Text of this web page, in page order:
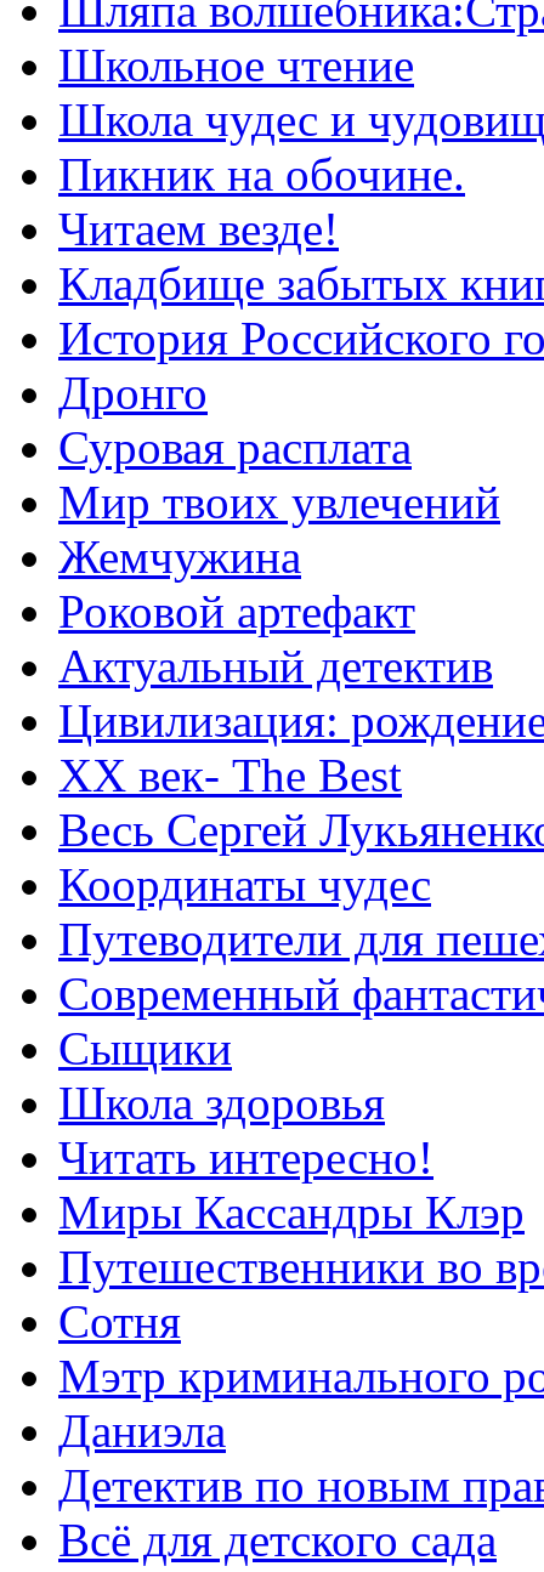
Шляпа
Школьное чтение
Школа чудес и
Пикник на обочине.
Читаем везде!
Кладбище забытых
История Российского
Дронго
Суровая расплата
Мир твоих увлечений
Жемчужина
Роковой артефакт
Актуальный детектив
Цивилизация:
XX век- The Best
Весь Сергей
Координаты чудес
Путеводители для
Современный
Сыщики
Школа здоровья
Читать интересно!
Миры Кассандры Клэр
Путешественники во
Сотня
Мэтр криминального
Даниэла
Детектив по новым
Всё для детского сада